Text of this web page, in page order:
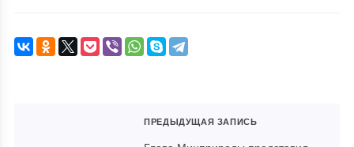
ПРЕДЫДУЩАЯ ЗАПИСЬ